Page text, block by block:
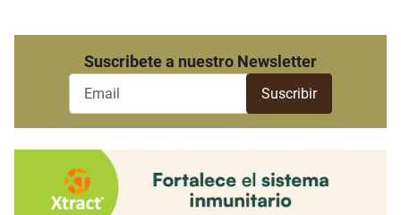
Suscribete a nuestro Newsletter